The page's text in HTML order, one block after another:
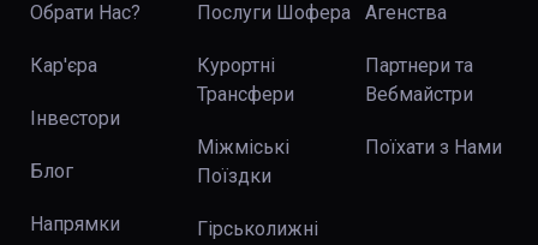
Обрати Нас?
Кар'єра
Інвестори
Блог
Напрямки
Послуги Шофера
Курортні
Трансфери
Міжміські
Поїздки
Гірськолижні
Агенства
Партнери та
Вебмайстри
Поїхати з Нами